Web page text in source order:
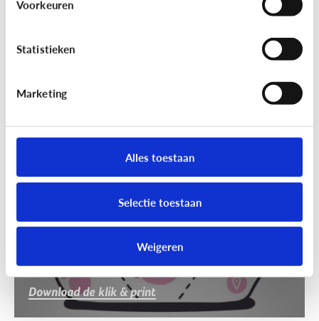
Voorkeuren
Statistieken
Marketing
Alles toestaan
Selectie toestaan
Weigeren
[Klik & Print]Slim speelgoed: waar
moet ik op letten?
Download de klik & print